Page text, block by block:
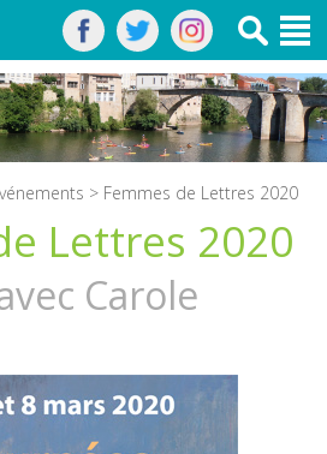
> Femmes de Lettres 2020
Lettres 2020
Carole